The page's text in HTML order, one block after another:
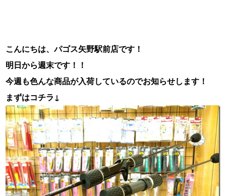
こんにちは、パゴス矢野駅前店です！
明日から週末です！！
今週も色んな商品が入荷しているのでお知らせします！
まずはコチラ↓